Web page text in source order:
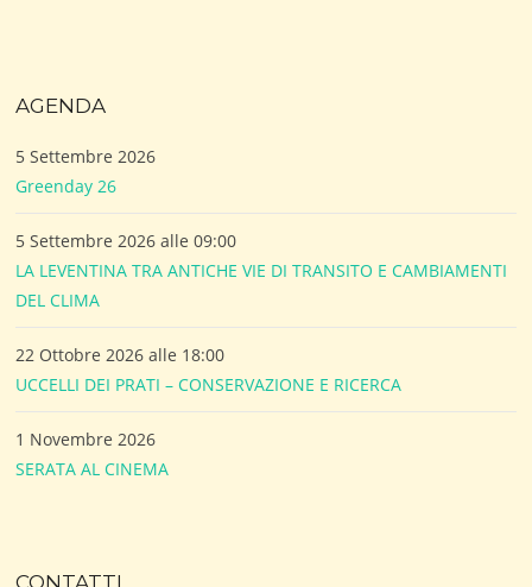
AGENDA
5 Settembre 2026
Greenday 26
5 Settembre 2026 alle 09:00
LA LEVENTINA TRA ANTICHE VIE DI TRANSITO E CAMBIAMENTI
DEL CLIMA
22 Ottobre 2026 alle 18:00
UCCELLI DEI PRATI – CONSERVAZIONE E RICERCA
1 Novembre 2026
SERATA AL CINEMA
CONTATTI